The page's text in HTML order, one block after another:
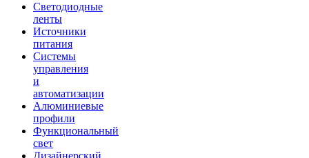
Светодиодные
ленты
Источники
питания
Системы
управления
и
автоматизации
Алюминиевые
профили
Функциональный
свет
Дизайнерский